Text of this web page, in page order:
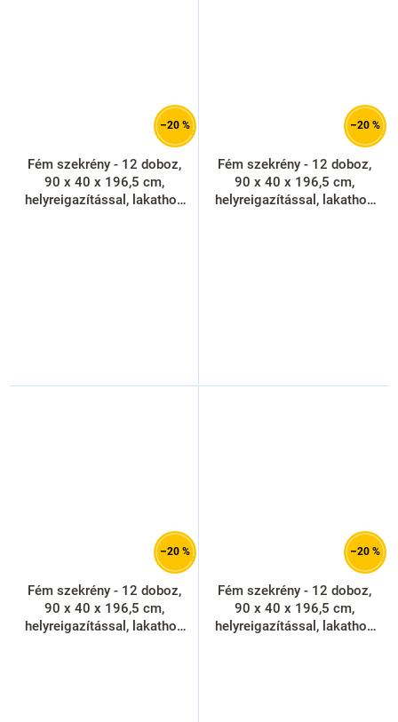
–20 %
Fém szekrény - 12 doboz,
90 x 40 x 196,5 cm,
helyreigazítással, lakathoz
–20 %
Fém szekrény - 12 doboz,
90 x 40 x 196,5 cm,
helyreigazítással, lakathoz
–20 %
Fém szekrény - 12 doboz,
90 x 40 x 196,5 cm,
helyreigazítással, lakathoz
–20 %
Fém szekrény - 12 doboz,
90 x 40 x 196,5 cm,
helyreigazítással, lakathoz